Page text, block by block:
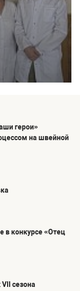
герои»
на швейной
в конкурсе «Отец
сезона